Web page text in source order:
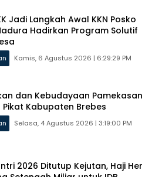
Jadi Langkah Awal KKN Posko
Hadirkan Program Solutif
Kamis, 6 Agustus 2026 | 6:29:29 PM
dan Kebudayaan Pamekasan
Pikat Kabupaten Brebes
Selasa, 4 Agustus 2026 | 3:19:00 PM
2026 Ditutup Kejutan, Haji Her